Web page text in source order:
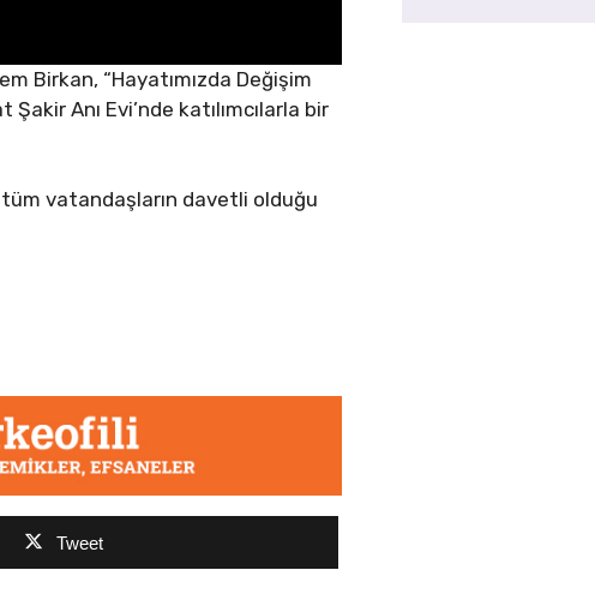
Birkan, “Hayatımızda Değişim
Anı Evi’nde katılımcılarla bir
vatandaşların davetli olduğu
Tweet